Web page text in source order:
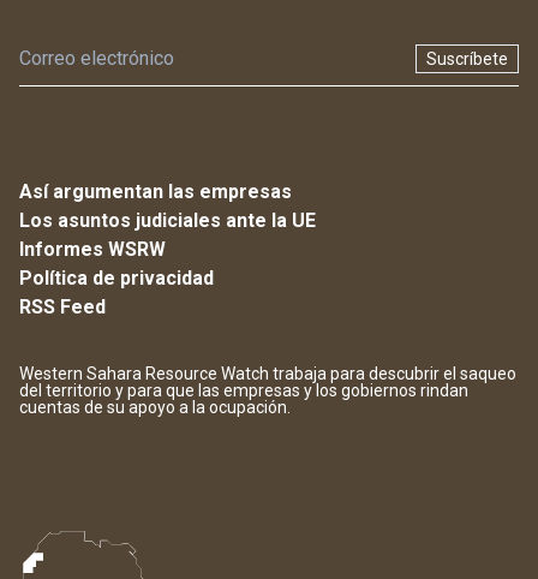
Suscríbete
Así argumentan las empresas
Los asuntos judiciales ante la UE
Informes WSRW
Política de privacidad
RSS Feed
Western Sahara Resource Watch trabaja para descubrir el saqueo
del territorio y para que las empresas y los gobiernos rindan
cuentas de su apoyo a la ocupación.